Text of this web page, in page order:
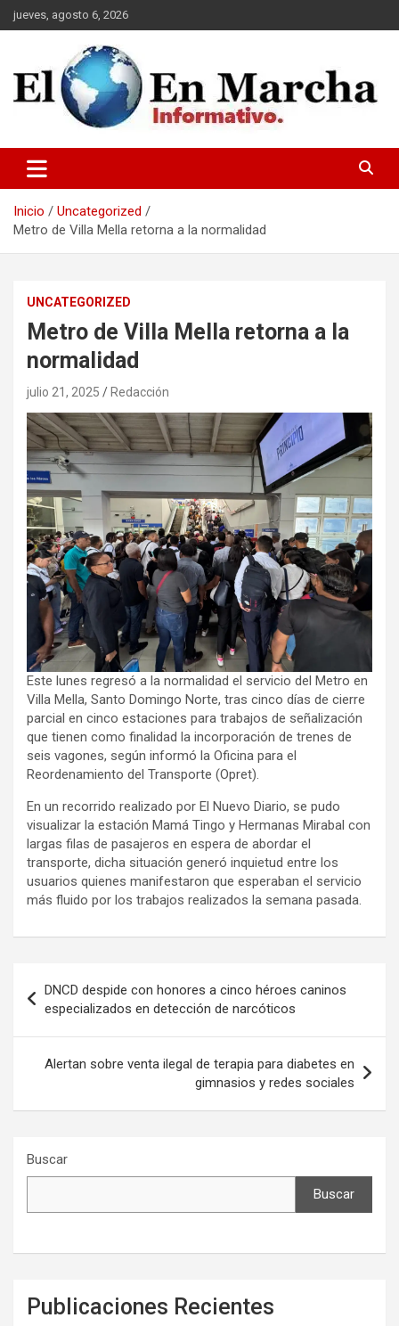
Saltar
al
jueves, agosto 6, 2026
elmundoenmarcha.net
Inicio
Uncategorized
Metro de Villa Mella retorna a la normalidad
UNCATEGORIZED
Metro de Villa Mella retorna a la
normalidad
julio 21, 2025 Redacción
Este lunes regresó a la normalidad el servicio del Metro en
Villa Mella, Santo Domingo Norte, tras cinco días de cierre
parcial en cinco estaciones para trabajos de señalización
que tienen como finalidad la incorporación de trenes de
seis vagones, según informó la Oficina para el
Reordenamiento del Transporte (Opret).
En un recorrido realizado por El Nuevo Diario, se pudo
visualizar la estación Mamá Tingo y Hermanas Mirabal con
largas filas de pasajeros en espera de abordar el
transporte, dicha situación generó inquietud entre los
usuarios quienes manifestaron que esperaban el servicio
más fluido por los trabajos realizados la semana pasada.
de
entradas
DNCD despide con honores a cinco héroes caninos
especializados en detección de narcóticos
Alertan sobre venta ilegal de terapia para diabetes en
gimnasios y redes sociales
Buscar
Buscar
Publicaciones Recientes